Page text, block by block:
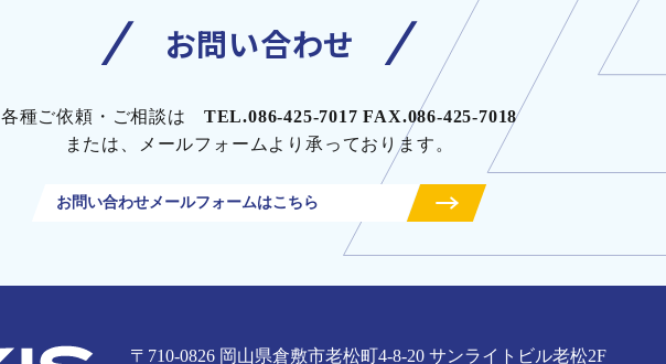
お問い合わせ
各種ご依頼・ご相談は
TEL.086-425-7017 FAX.086-425-7018
または、メールフォームより承っております。
お問い合わせメールフォームはこちら
〒710-0826 岡山県倉敷市老松町4-8-20サンライトビル老松2F